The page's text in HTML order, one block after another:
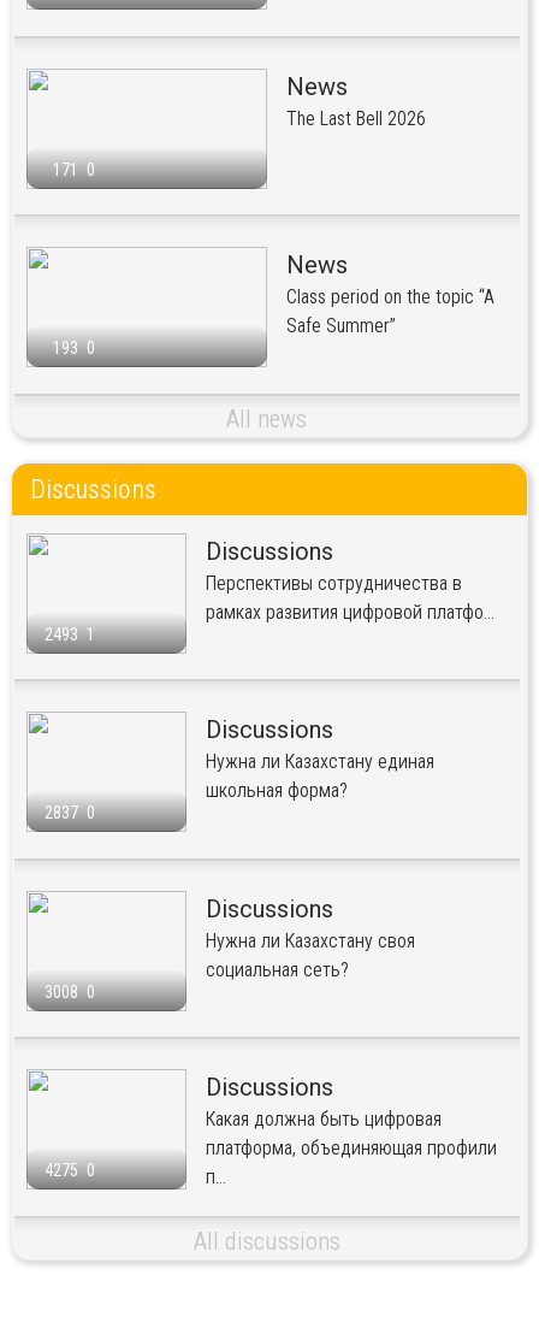
171 0
News
The Last Bell 2026
193 0
News
Class period on the topic “A
Safe Summer”
All news
Discussions
2493 1
Discussions
Перспективы сотрудничества в
рамках развития цифровой платфо...
2837 0
Discussions
Нужна ли Казахстану единая
школьная форма?
3008 0
Discussions
Нужна ли Казахстану своя
социальная сеть?
4275 0
Discussions
Какая должна быть цифровая
платформа, объединяющая профили
п...
All discussions